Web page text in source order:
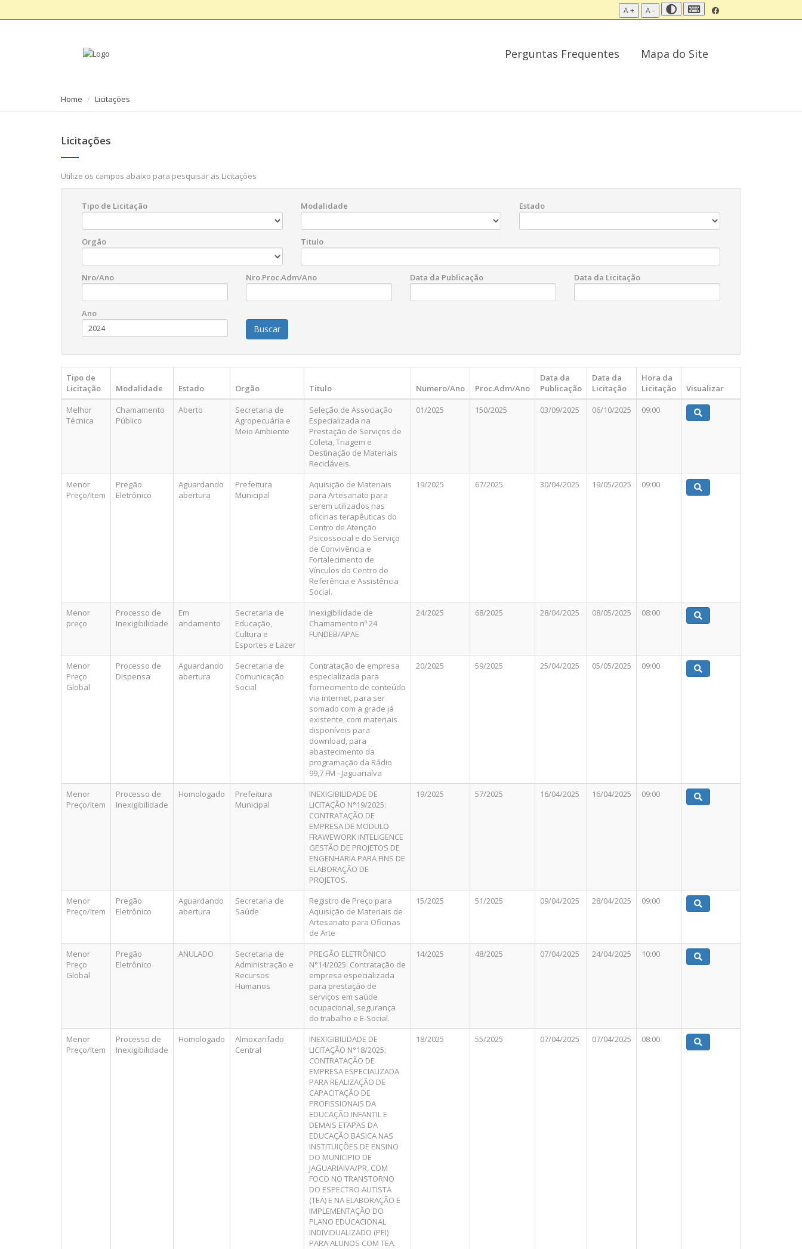
A + A -
Perguntas Frequentes Mapa do Site
Home Licitações
Licitações
Utilize os campos abaixo para pesquisar as Licitações
Tipo de Licitação Modalidade Estado
Orgão Titulo
Nro/Ano Nro.Proc.Adm/Ano Data da Publicação Data da Licitação
Ano
Tipo de
Licitação
Modalidade Estado Orgão Titulo Numero/Ano Proc.Adm/Ano
Data da
Publicação
Data da
Licitação
Hora da
Licitação
Visualizar
Melhor
Técnica
Chamamento
Público
Aberto
Secretaria de
Agropecuária e
Meio Ambiente
Seleção de Associação
Especializada na
Prestação de Serviços de
Coleta, Triagem e
Destinação de Materiais
Recicláveis.
01/2025 150/2025 03/09/2025 06/10/2025 09:00
Menor
Preço/Item
Pregão
Eletrônico
Aguardando
abertura
Prefeitura
Municipal
Aquisição de Materiais
para Artesanato para
serem utilizados nas
oficinas terapêuticas do
Centro de Atenção
Psicossocial e do Serviço
de Convivência e
Fortalecimento de
Vínculos do Centro de
Referência e Assistência
Social.
19/2025 67/2025 30/04/2025 19/05/2025 09:00
Menor
preço
Processo de
Inexigibilidade
Em
andamento
Secretaria de
Educação,
Cultura e
Esportes e Lazer
Inexigibilidade de
Chamamento nº 24
FUNDEB/APAE
24/2025 68/2025 28/04/2025 08/05/2025 08:00
Menor
Preço
Global
Processo de
Dispensa
Aguardando
abertura
Secretaria de
Comunicação
Social
Contratação de empresa
especializada para
fornecimento de conteúdo
via internet, para ser
somado com a grade já
existente, com materiais
disponíveis para
download, para
abastecimento da
programação da Rádio
99,7 FM - Jaguariaíva
20/2025 59/2025 25/04/2025 05/05/2025 09:00
Menor
Preço/Item
Processo de
Inexigibilidade
Homologado
Prefeitura
Municipal
INEXIGIBILIDADE DE
LICITAÇÃO N°19/2025:
CONTRATAÇÃO DE
EMPRESA DE MODULO
FRAWEWORK INTELIGENCE
GESTÃO DE PROJETOS DE
ENGENHARIA PARA FINS DE
ELABORAÇÃO DE
PROJETOS.
19/2025 57/2025 16/04/2025 16/04/2025 09:00
Menor
Preço/Item
Pregão
Eletrônico
Aguardando
abertura
Secretaria de
Saúde
Registro de Preço para
Aquisição de Materiais de
Artesanato para Oficinas
de Arte
15/2025 51/2025 09/04/2025 28/04/2025 09:00
Menor
Preço
Global
Pregão
Eletrônico
ANULADO
Secretaria de
Administração e
Recursos
Humanos
PREGÃO ELETRÔNICO
N°14/2025: Contratação de
empresa especializada
para prestação de
serviços em saúde
ocupacional, segurança
do trabalho e E-Social.
14/2025 48/2025 07/04/2025 24/04/2025 10:00
Menor
Preço/Item
Processo de
Inexigibilidade
Homologado
Almoxarifado
Central
INEXIGIBILIDADE DE
LICITAÇÃO N°18/2025:
CONTRATAÇÃO DE
EMPRESA ESPECIALIZADA
PARA REALIZAÇÃO DE
CAPACITAÇÃO DE
PROFISSIONAIS DA
EDUCAÇÃO INFANTIL E
DEMAIS ETAPAS DA
EDUCAÇÃO BASICA NAS
INSTITUIÇÕES DE ENSINO
DO MUNICIPIO DE
JAGUARIAIVA/PR, COM
FOCO NO TRANSTORNO
DO ESPECTRO AUTISTA
(TEA) E NA ELABORAÇÃO E
IMPLEMENTAÇÃO DO
PLANO EDUCACIONAL
INDIVIDUALIZADO (PEI)
PARA ALUNOS COM TEA.
18/2025 55/2025 07/04/2025 07/04/2025 08:00